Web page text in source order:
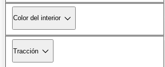
Color del interior
Tracción